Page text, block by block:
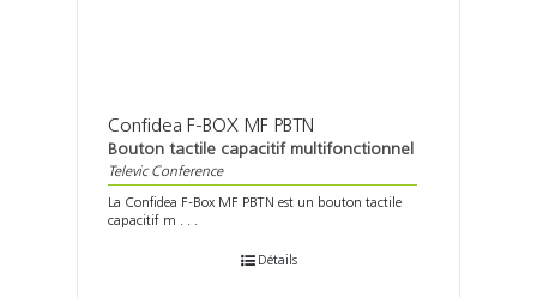
Confidea F-BOX MF PBTN
Bouton tactile capacitif multifonctionnel
Televic Conference
La Confidea F-Box MF PBTN est un bouton tactile
capacitif m . . .
Détails